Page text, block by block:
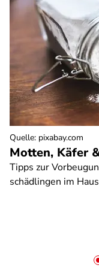
Motten, Käfer
Tipps zur
schädlingen im
Quelle: pixabay.com